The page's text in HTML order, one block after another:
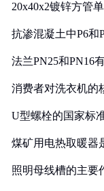
20x40x2镀锌方管
抗渗混凝土中P6和
法兰PN25和PN16
消费者对洗衣机的
U型螺栓的国家标
煤矿用电热取暖器
照明母线槽的主要